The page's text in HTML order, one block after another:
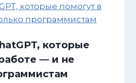
которые
— и не